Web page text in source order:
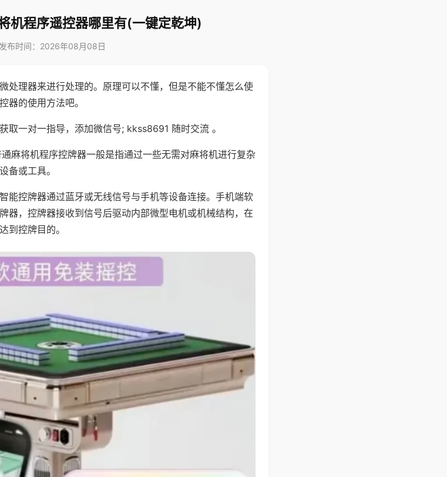
机程序遥控器哪里有(一键定乾坤)
发布时间：2026年08月08日
处理器来进行处理的。原理可以不懂，但是不能不懂怎么使
器的使用方法吧。
取一对一指导，添加微信号; kkss8691 随时交流 。
麻将机程序控牌器一般是指通过一些无需对麻将机进行复杂
备或工具。
能控牌器通过蓝牙或无线信号与手机等设备连接。手机端软
器，控牌器接收到信号后驱动内部微型电机或机械结构，在
到控牌目的。